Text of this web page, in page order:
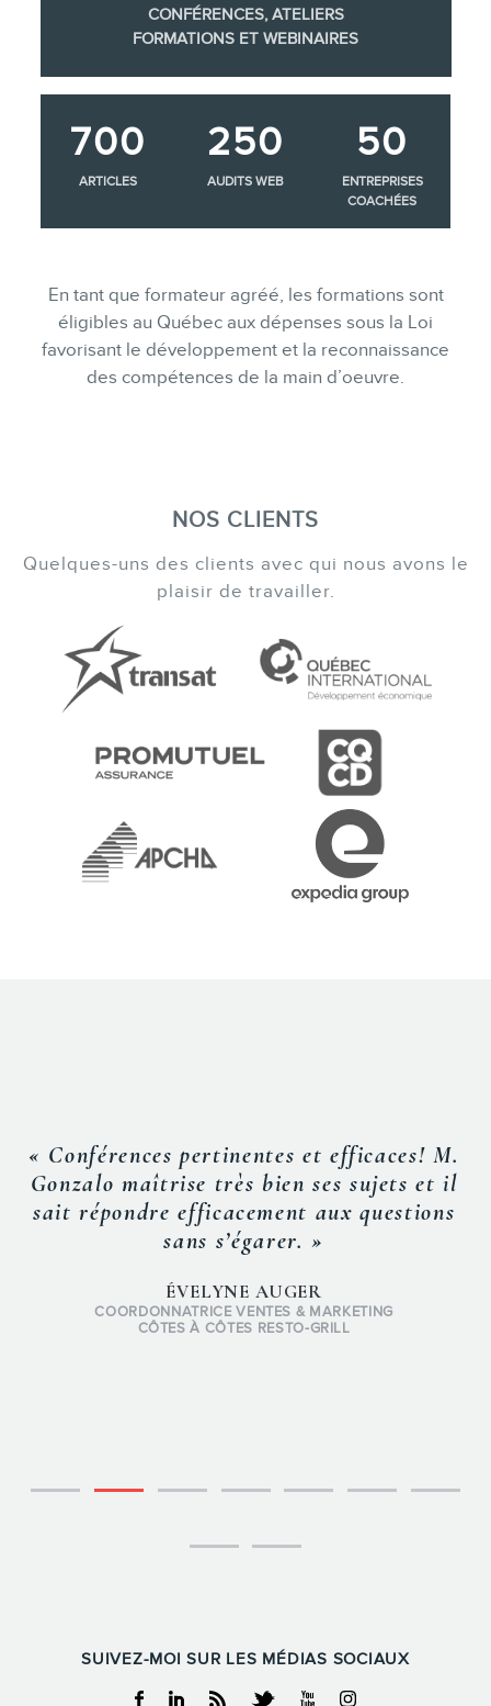
CONFÉRENCES, ATELIERS
FORMATIONS ET WEBINAIRES
700
ARTICLES
250
AUDITS WEB
50
ENTREPRISES
COACHÉES
En tant que formateur agréé, les formations sont
éligibles au Québec aux dépenses sous la Loi
favorisant le développement et la reconnaissance
des compétences de la main d’oeuvre.
NOS CLIENTS
Quelques-uns des clients avec qui nous avons le
plaisir de travailler.
« Conférences pertinentes et efficaces! M.
Gonzalo maîtrise très bien ses sujets et il
sait répondre efficacement aux questions
sans s’égarer. »
ÉVELYNE AUGER
COORDONNATRICE VENTES & MARKETING
CÔTES À CÔTES RESTO-GRILL
SUIVEZ-MOI SUR LES MÉDIAS SOCIAUX
Facebook
LinkedinRSS TwitterYoutubeInstagram